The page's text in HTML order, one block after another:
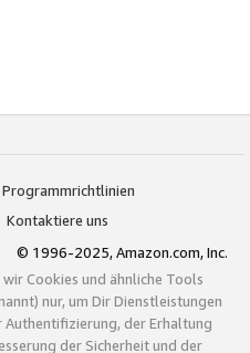
Programmrichtlinien
Kontaktiere uns
© 1996-2025, Amazon.com, Inc.
Cookies und ähnliche Tools
nur, um Dir Dienstleistungen
Authentifizierung, der Erhaltung
der Sicherheit und der